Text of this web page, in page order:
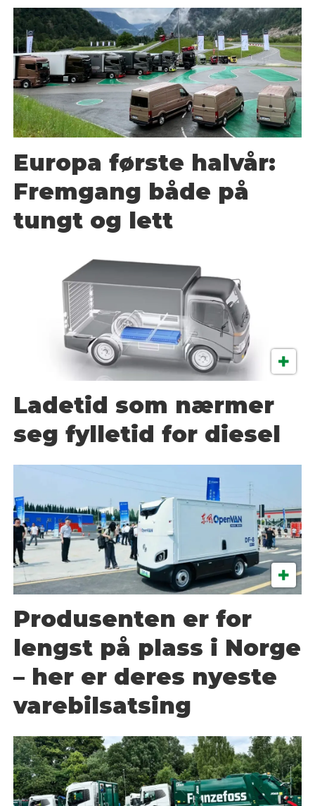
Europa første halvår:
Fremgang både på
tungt og lett
Ladetid som nærmer
seg fylletid for diesel
Produsenten er for
lengst på plass i Norge
– her er deres nyeste
varebilsatsing